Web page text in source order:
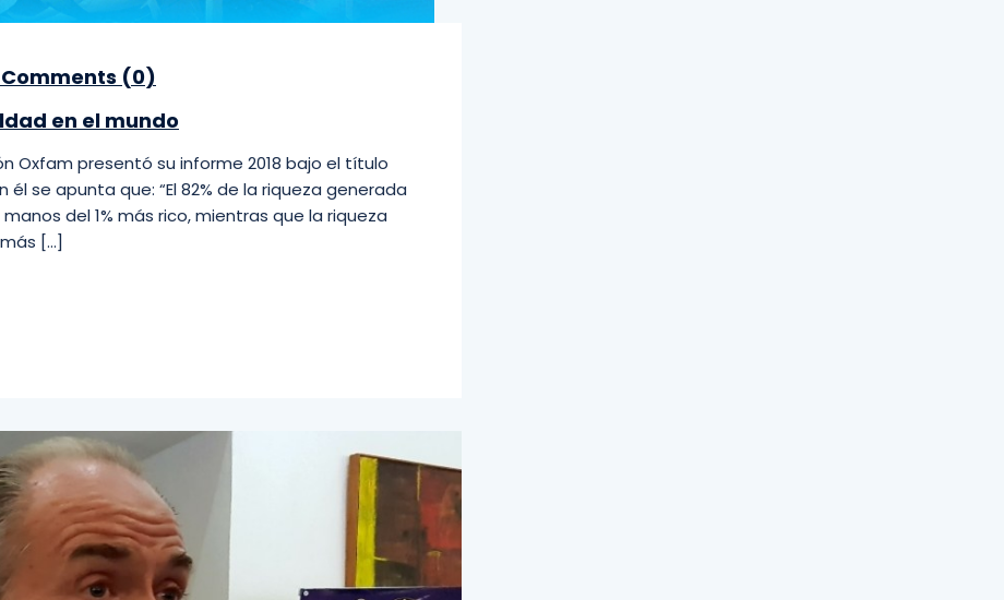
Comments (0)
en el mundo
Oxfam presentó su informe 2018 bajo el título
él se apunta que: “El 82% de la riqueza generada
del 1% más rico, mientras que la riqueza
[…]